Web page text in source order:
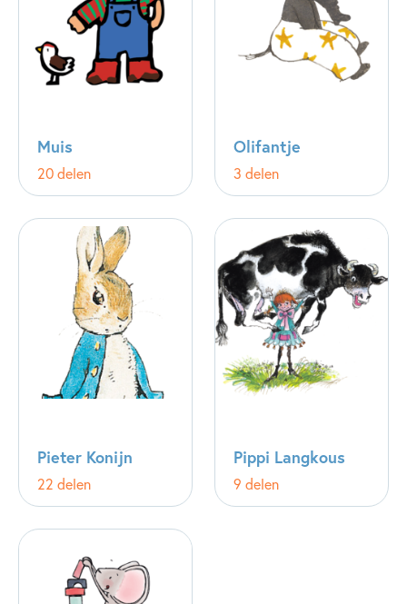
Muis
20 delen
Olifantje
3 delen
Pieter Konijn
22 delen
Pippi Langkous
9 delen